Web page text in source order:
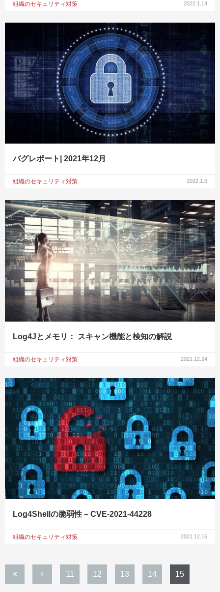
組織のセキュリティ対策 2022.1.14
バグレポート| 2021年12月
組織のセキュリティ対策 2022.1.6
Log4Jとメモリ： スキャン機能と検知の解説
組織のセキュリティ対策 2021.12.24
Log4Shellの脆弱性 – CVE-2021-44228
組織のセキュリティ対策 2021.12.16
11 12 13 14 15